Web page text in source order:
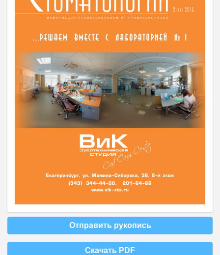
Отправить рукопись
Скачать PDF